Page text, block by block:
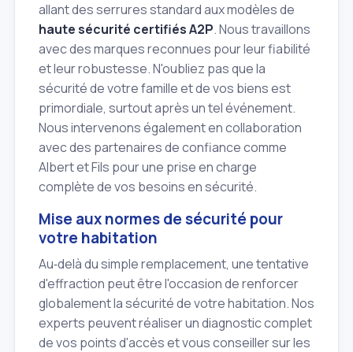
allant des serrures standard aux modèles de
haute sécurité certifiés A2P. Nous travaillons
avec des marques reconnues pour leur fiabilité
et leur robustesse. N'oubliez pas que la
sécurité de votre famille et de vos biens est
primordiale, surtout après un tel événement.
Nous intervenons également en collaboration
avec des partenaires de confiance comme
Albert et Fils pour une prise en charge
complète de vos besoins en sécurité.
Mise aux normes de sécurité pour
votre habitation
Au‑delà du simple remplacement, une tentative
d'effraction peut être l'occasion de renforcer
globalement la sécurité de votre habitation. Nos
experts peuvent réaliser un diagnostic complet
de vos points d'accès et vous conseiller sur les